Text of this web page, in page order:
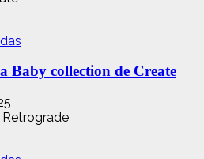
Baby collection de Create